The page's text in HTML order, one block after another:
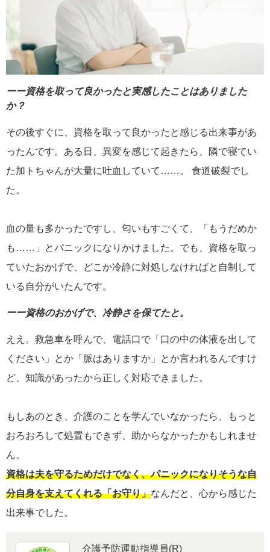
ーー資格を取って良かったと実感したことはありました
か？
その後すぐに、資格を取って良かったと感じる出来事があ
ったんです。ある日、異変を感じて起きたら、隣で寝てい
た加トちゃんが大量に吐血していて……。 食道破裂でし
た。
血の量も多かったですし、匂いもすごくて、「もうだめか
も……」とパニックになりかけました。でも、資格を取っ
ていたおかげで、どこか冷静に対処しなければと自制して
いる自分がいたんです。
ーー資格のおかげで、冷静さを保てたと。
ええ。救急車を呼んで、電話口で「口の中の体液を出して
ください」とか「脈はありますか」とか言われるんですけ
ど、知識があったから正しく対応できました。
もしあのとき、介護のことを学んでいなかったら、もっと
おろおろして処置もできず、助からなかったかもしれませ
ん。
資格は夫を守るためだけでなく、パニックになりそうな自
分自身を支えてくれる「お守り」なんだと、心から感じた
出来事でした。
介護予防運動指導員(R)